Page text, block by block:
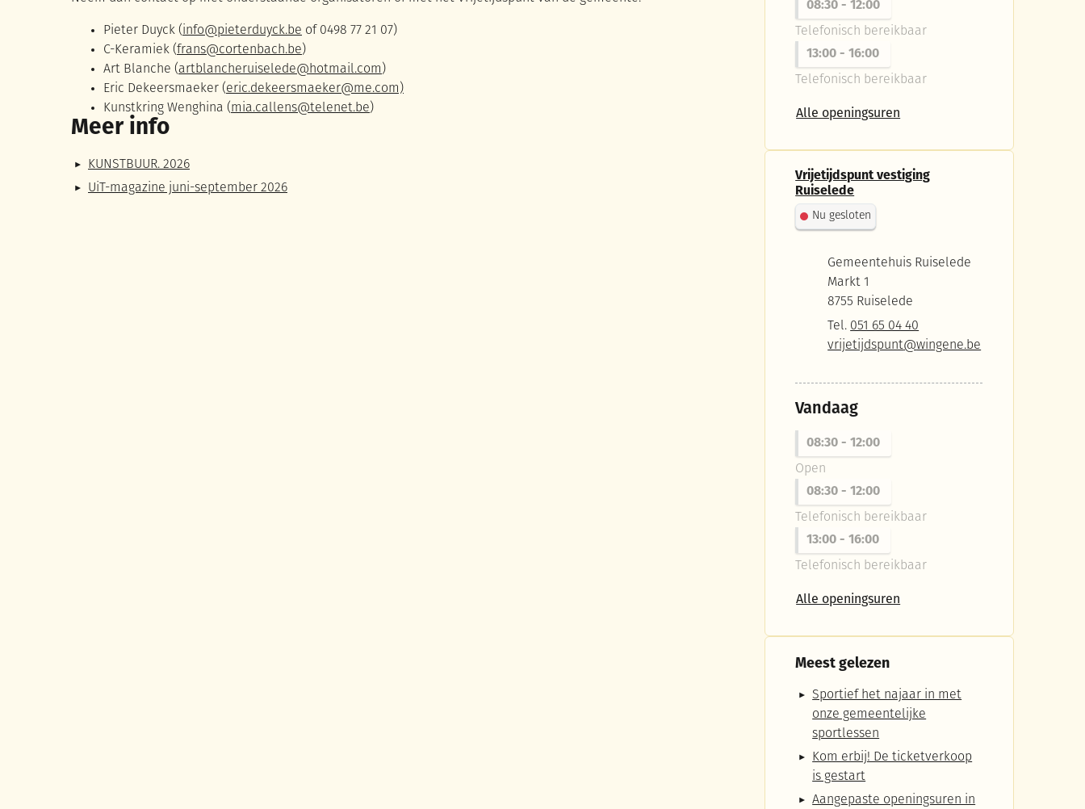
Pieter Duyck (info@pieterduyck.be of 0498 77 21 07)
C-Keramiek (frans@cortenbach.be)
Art Blanche (artblancheruiselede@hotmail.com)
Eric Dekeersmaeker (eric.dekeersmaeker@me.com)
Kunstkring Wenghina (mia.callens@telenet.be)
Meer info
KUNSTBUUR. 2026
UiT-magazine juni-september 2026
08:30 - 12:00
Telefonisch bereikbaar
13:00 - 16:00
Telefonisch bereikbaar
Alle openingsuren
Vrijetijdspunt vestiging
Ruiselede
Nu gesloten
AdresGemeentehuis Ruiselede
Markt 1
,8755 Ruiselede
051 65 04 40
E-mailvrijetijdspunt@wingene.be
Vandaag
08:30 - 12:00
Open
08:30 - 12:00
Telefonisch bereikbaar
13:00 - 16:00
Telefonisch bereikbaar
Alle openingsuren
Meest gelezen
Sportief het najaar in met
onze gemeentelijke
sportlessen
Kom erbij! De ticketverkoop
is gestart
Aangepaste openingsuren in